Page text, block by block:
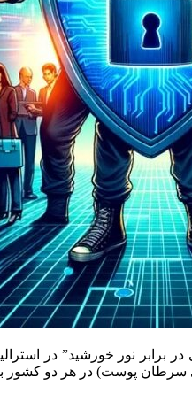
نور خورشید” در
سرطان پوست) در هر دو